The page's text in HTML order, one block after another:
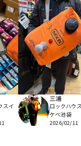
スイ
三浦
ロックハウ
ケベ池袋
2026/02/11